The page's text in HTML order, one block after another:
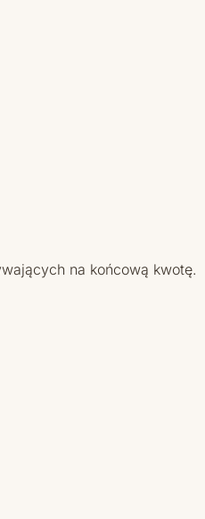
na końcową kwotę.